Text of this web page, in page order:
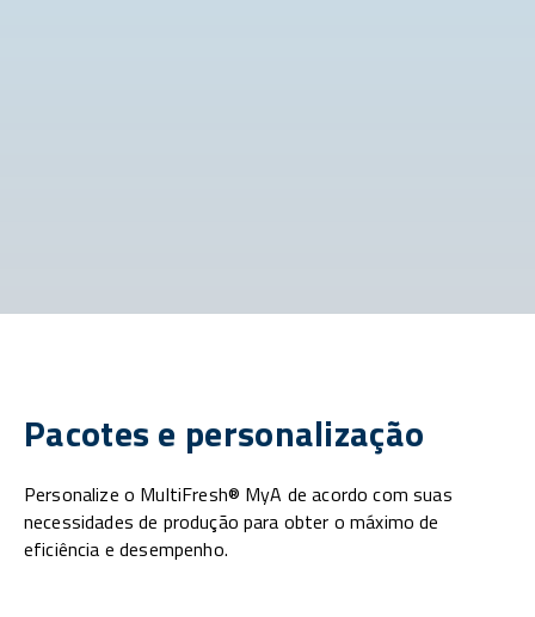
Pacotes e personalização
Personalize o MultiFresh® MyA de acordo com suas
necessidades de produção para obter o máximo de
eficiência e desempenho.